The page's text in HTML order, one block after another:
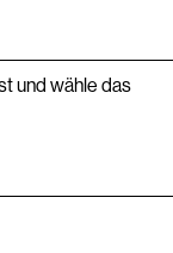
und wähle das